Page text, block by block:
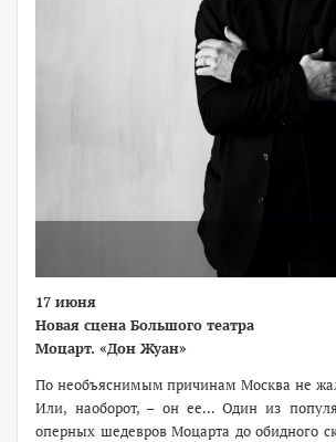
17 июня
Новая сцена Большого театра
Моцарт. «Дон Жуан»
По необъяснимым причинам Москва не
Или, наоборот, – он ее… Один из
оперных шедевров Моцарта до обидного